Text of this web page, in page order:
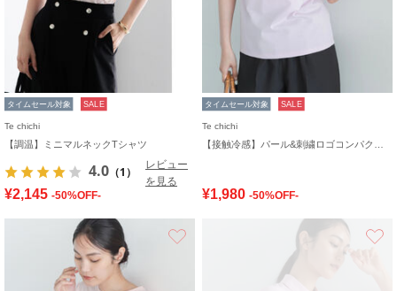
タイムセール対象 SALE
Te chichi
【調温】ミニマルネックTシャツ
4.0 （1）
レビュー
を見る
¥2,145 -50%OFF-
タイムセール対象 SALE
Te chichi
¥1,980 -50%OFF-